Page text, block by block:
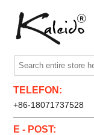
TELEFON:
+86-18071737528
E - POST: